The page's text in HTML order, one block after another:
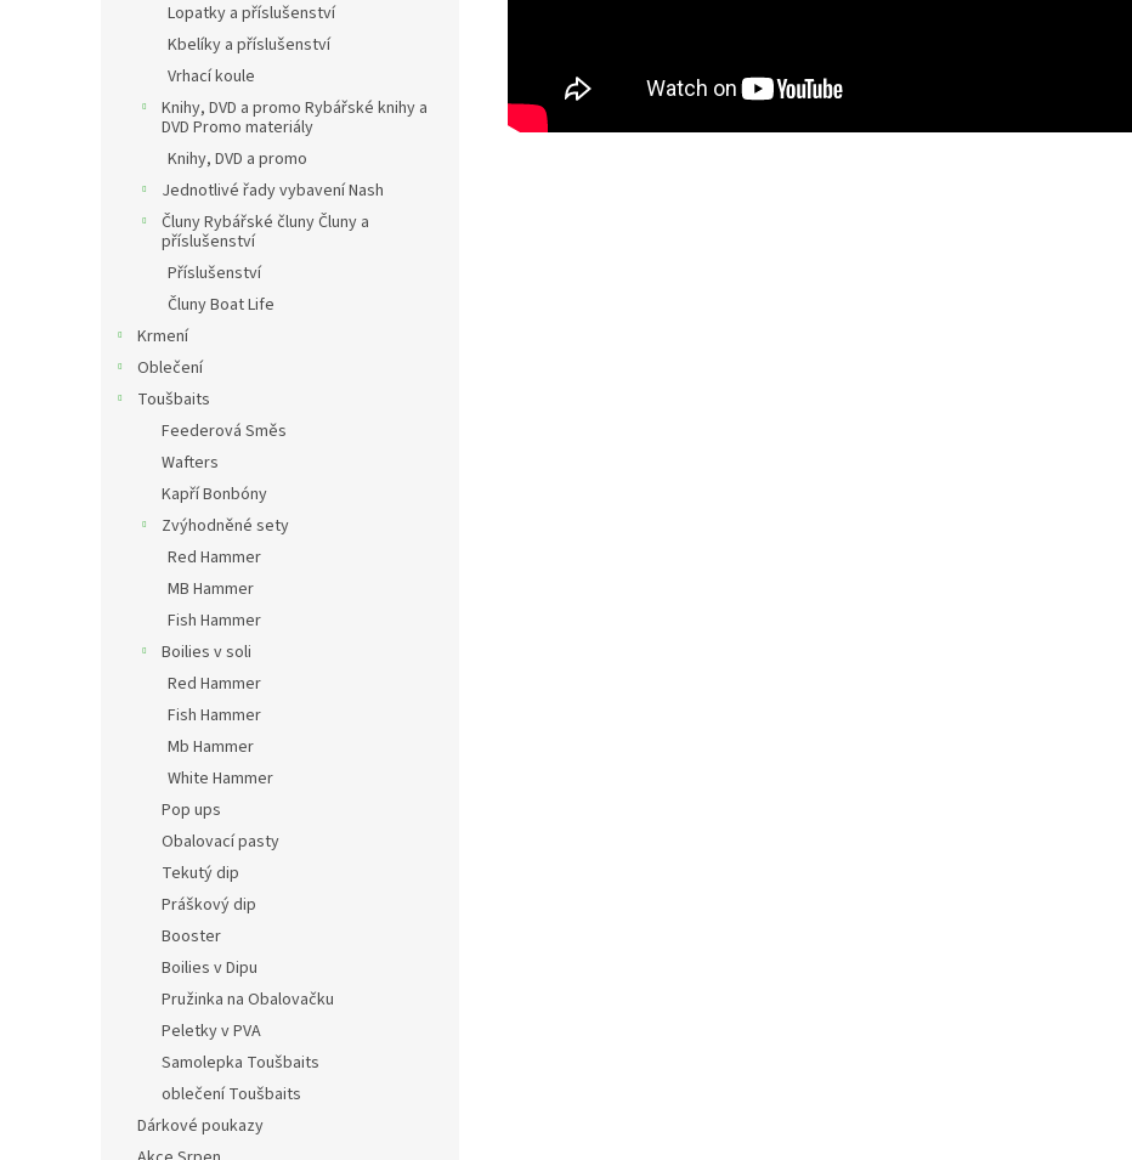
Lopatky a příslušenství
Kbelíky a příslušenství
Vrhací koule
Knihy, DVD a promo Rybářské knihy a
DVD Promo materiály
Knihy, DVD a promo
Jednotlivé řady vybavení Nash
Čluny Rybářské čluny Čluny a
příslušenství
Příslušenství
Čluny Boat Life
Krmení
Oblečení
Toušbaits
Feederová Směs
Wafters
Kapří Bonbóny
Zvýhodněné sety
Red Hammer
MB Hammer
Fish Hammer
Boilies v soli
Red Hammer
Fish Hammer
Mb Hammer
White Hammer
Pop ups
Obalovací pasty
Tekutý dip
Práškový dip
Booster
Boilies v Dipu
Pružinka na Obalovačku
Peletky v PVA
Samolepka Toušbaits
oblečení Toušbaits
Dárkové poukazy